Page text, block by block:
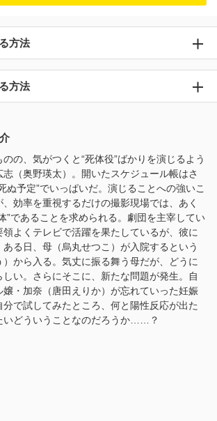
方法
方法
の、気がつくと“死体役”ばかりを演じるよう
（奥野瑛太）。開いたスケジュール帳はさ
ぬ予定”でいっぱいだ。演じることへの強いこ
効率を重視するだけの撮影現場では、あく
”であることを求められる。劇団を主宰してい
よくテレビで活躍を果たしているが、彼に
る日、母（烏丸せつこ）が入院するという
から入る。気丈に振る舞う母だが、どうに
しい。さらにそこに、新たな問題が発生。自
・加奈（唐田えりか）が忘れていった妊娠
で試してみたところ、何と陽性反応が出た
いどういうことなのだろうか……？